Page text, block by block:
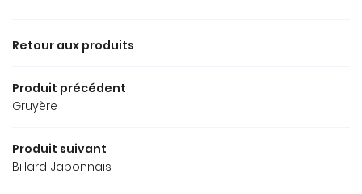
Retour aux produits
Produit précédent
Gruyère
Produit suivant
Billard Japonnais